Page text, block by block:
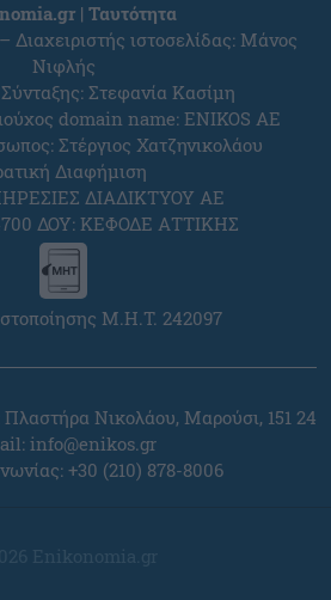
| Ταυτότητα
Διαχειριστής ιστοσελίδας: Μάνος
Νιφλής
Στεφανία Κασίμη
domain name: ENIKOS AE
Στέργιος Χατζηνικολάου
Διαφήμιση
ΔΙΑΔΙΚΤΥΟΥ ΑΕ
ΔΟΥ: ΚΕΦΟΔΕ ΑΤΤΙΚΗΣ
Μ.Η.Τ. 242097
Νικολάου, Μαρούσι, 151 24
info@enikos.gr
+30 (210) 878-8006